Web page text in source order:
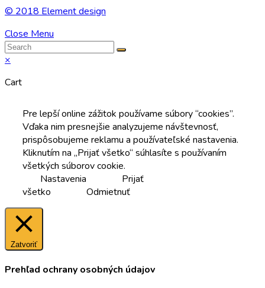
© 2018 Element design
Close Menu
×
Cart
Pre lepší online zážitok používame súbory “cookies”.
Vďaka nim presnejšie analyzujeme návštevnosť,
prispôsobujeme reklamu a používateľské nastavenia.
Kliknutím na „Prijať všetko“ súhlasíte s používaním
všetkých súborov cookie.
Nastavenia
Prijať
všetko
Odmietnuť
Zatvoriť
Prehľad ochrany osobných údajov